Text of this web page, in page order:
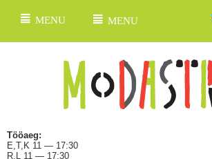
MENU MENU
Tööaeg:
E,T,K 11 — 17:30
R,L 11 — 17:30